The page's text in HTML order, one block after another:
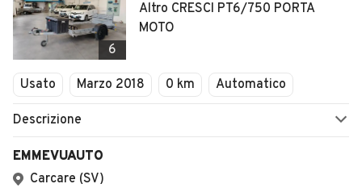
6
Altro CRESCI PT6/750 PORTA
MOTO
Usato Marzo 2018 0 km Automatico
Descrizione
EMMEVUAUTO
Carcare (SV)